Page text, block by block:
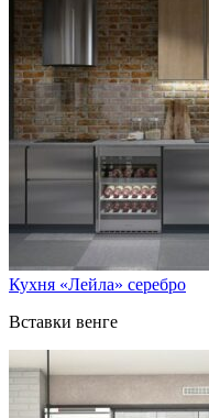
Кухня «Лейла» серебро
Вставки венге